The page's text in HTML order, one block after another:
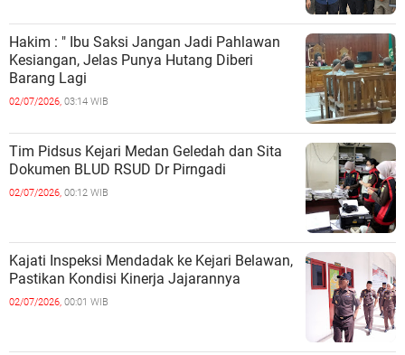
Hakim : " Ibu Saksi Jangan Jadi Pahlawan
Kesiangan, Jelas Punya Hutang Diberi
Barang Lagi
02/07/2026, 03:14 WIB
Tim Pidsus Kejari Medan Geledah dan Sita
Dokumen BLUD RSUD Dr Pirngadi
02/07/2026, 00:12 WIB
Kajati Inspeksi Mendadak ke Kejari Belawan,
Pastikan Kondisi Kinerja Jajarannya
02/07/2026, 00:01 WIB